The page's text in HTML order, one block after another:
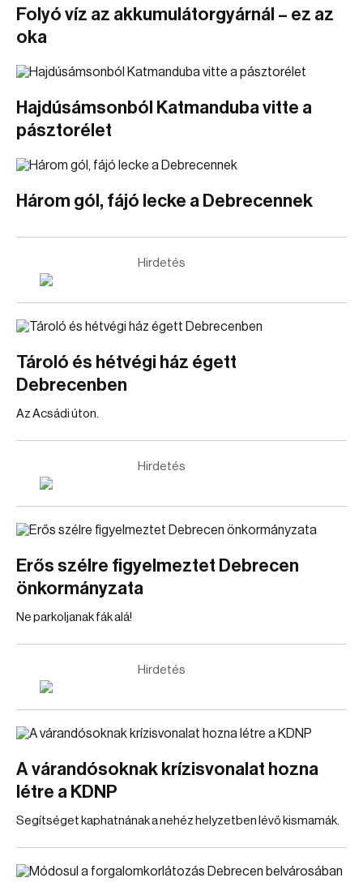
Folyó víz az akkumulátorgyárnál – ez az
oka
Hajdúsámsonból Katmanduba vitte a
pásztorélet
Három gól, fájó lecke a Debrecennek
Hirdetés
Tároló és hétvégi ház égett
Debrecenben
Az Acsádi úton.
Hirdetés
Erős szélre figyelmeztet Debrecen
önkormányzata
Ne parkoljanak fák alá!
Hirdetés
A várandósoknak krízisvonalat hozna
létre a KDNP
Segítséget kaphatnának a nehéz helyzetben lévő kismamák.